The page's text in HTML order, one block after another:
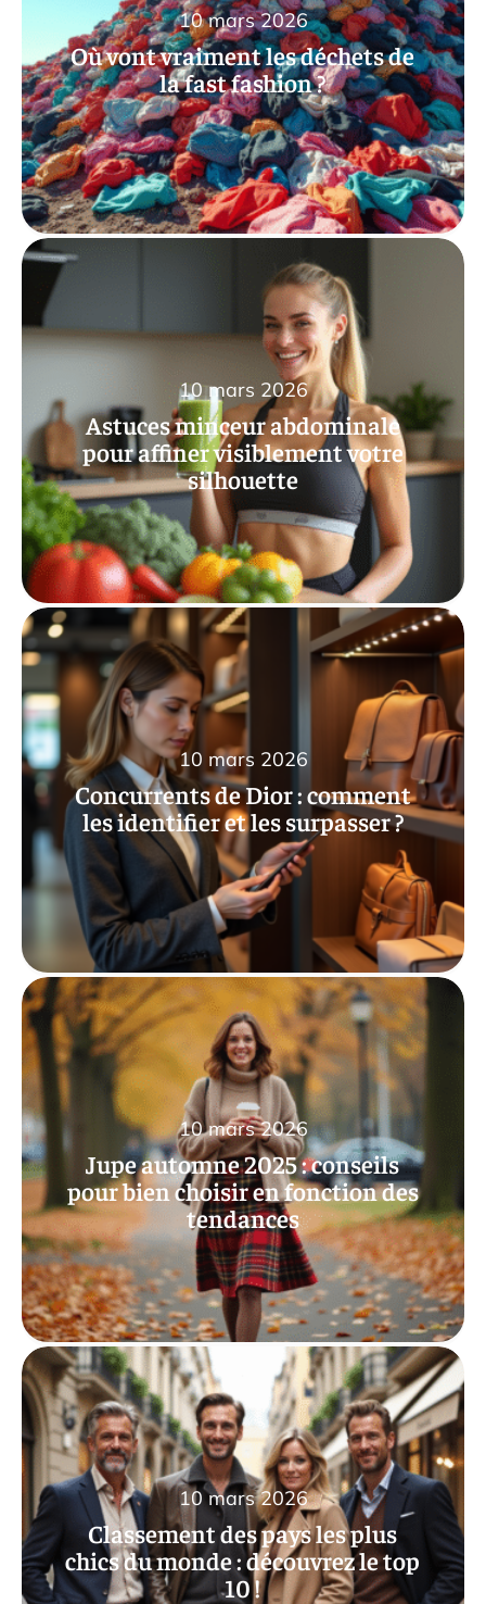
Où vont vraiment les déchets de
la fast fashion ?
10 mars 2026
Astuces minceur abdominale
pour affiner visiblement votre
silhouette
10 mars 2026
Concurrents de Dior : comment
les identifier et les surpasser ?
10 mars 2026
Jupe automne 2025 : conseils
pour bien choisir en fonction des
tendances
10 mars 2026
Classement des pays les plus
chics du monde : découvrez le top
10 !
10 mars 2026